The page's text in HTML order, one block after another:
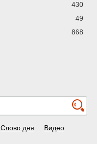
430
49
868
Слово дня Видео